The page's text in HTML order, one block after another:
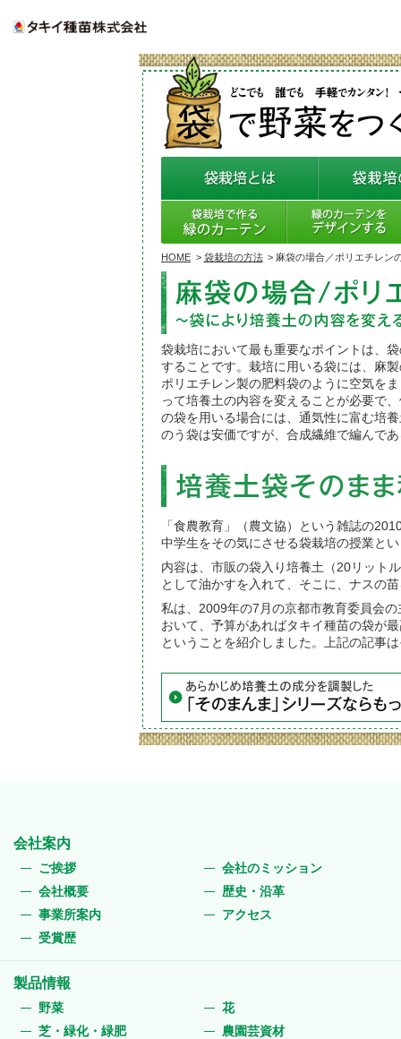
HOME > 袋栽培の方法 > 麻袋の場合／ポリエチレン
袋栽培において最も重要なポイントは、
することです。栽培に用いる袋には、麻
ポリエチレン製の肥料袋のように空気を
って培養土の内容を変えることが必要で
の袋を用いる場合には、通気性に富む培
のう袋は安価ですが、合成繊維で編んで
「食農教育」（農文協）という雑誌の
中学生をその気にさせる袋栽培の授業と
内容は、市販の袋入り培養土（20リット
として油かすを入れて、そこに、ナスの
私は、2009年の7月の京都市教育委員会
おいて、予算があればタキイ種苗の袋が
ということを紹介しました。上記の記事
会社案内
ご挨拶
会社のミッション
会社概要
歴史・沿革
事業所案内
アクセス
受賞歴
製品情報
野菜
花
芝・緑化・緑肥
農園芸資材